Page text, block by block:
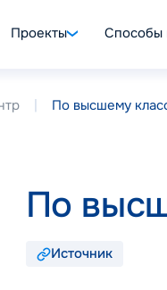
Проекты Способы
По высшему
По
Источник